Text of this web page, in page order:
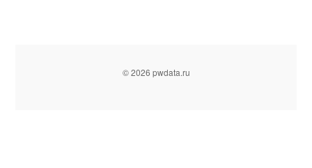
© 2026 pwdata.ru